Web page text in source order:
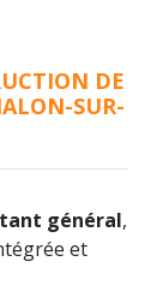
DE
SUR-
général,
et